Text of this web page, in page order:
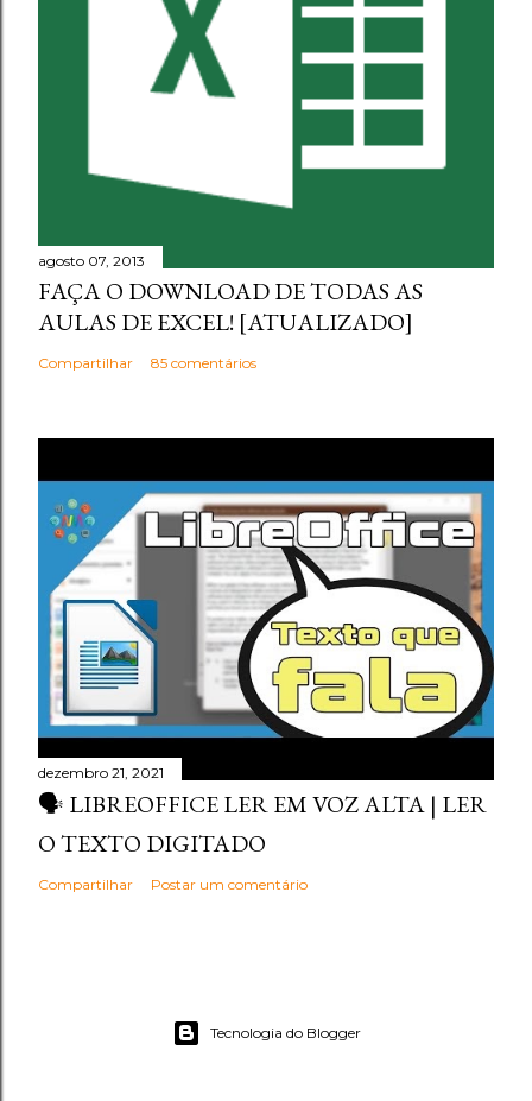
agosto 07, 2013
FAÇA O DOWNLOAD DE TODAS AS
AULAS DE EXCEL! [ATUALIZADO]
Compartilhar 85 comentários
dezembro 21, 2021
🗣️ LIBREOFFICE LER EM VOZ ALTA | LER
O TEXTO DIGITADO
Compartilhar Postar um comentário
Tecnologia do Blogger